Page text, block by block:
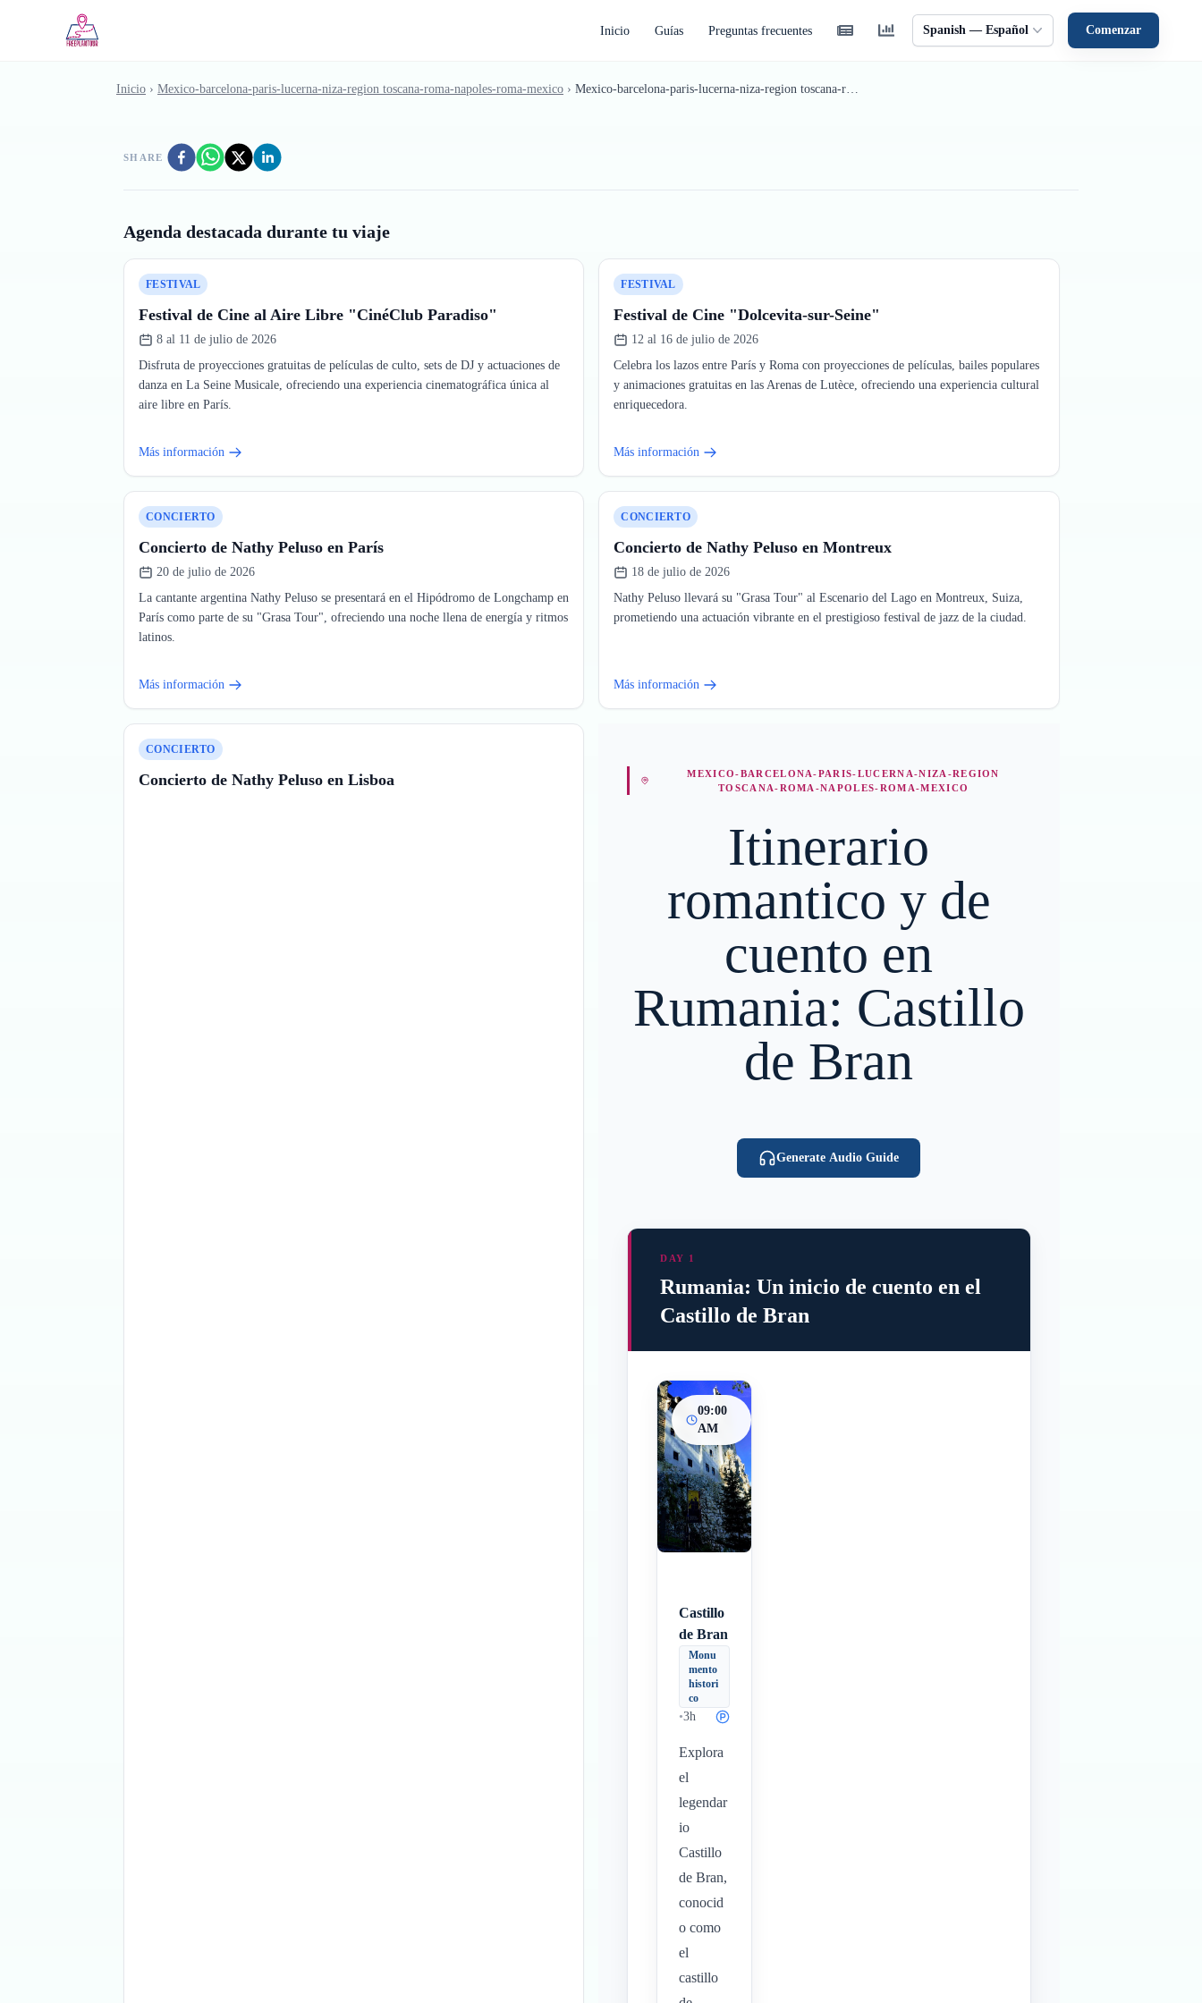
Inicio Guías Preguntas frecuentes Spanish — Español Comenzar
Inicio › Mexico-barcelona-paris-lucerna-niza-region toscana-roma-napoles-roma-mexico › Mexico-barcelona-paris-lucerna-niza-region toscana-roma-napoles-roma-mexico - Julio
SHARE
Agenda destacada durante tu viaje
FESTIVAL
Festival de Cine al Aire Libre "CinéClub Paradiso"
8 al 11 de julio de 2026
Disfruta de proyecciones gratuitas de películas de culto, sets de DJ y actuaciones de
danza en La Seine Musicale, ofreciendo una experiencia cinematográfica única al
aire libre en París.
Más información
FESTIVAL
Festival de Cine "Dolcevita-sur-Seine"
12 al 16 de julio de 2026
Celebra los lazos entre París y Roma con proyecciones de películas, bailes populares
y animaciones gratuitas en las Arenas de Lutèce, ofreciendo una experiencia cultural
enriquecedora.
Más información
CONCIERTO
Concierto de Nathy Peluso en París
20 de julio de 2026
La cantante argentina Nathy Peluso se presentará en el Hipódromo de Longchamp en
París como parte de su "Grasa Tour", ofreciendo una noche llena de energía y ritmos
latinos.
Más información
CONCIERTO
Concierto de Nathy Peluso en Montreux
18 de julio de 2026
Nathy Peluso llevará su "Grasa Tour" al Escenario del Lago en Montreux, Suiza,
prometiendo una actuación vibrante en el prestigioso festival de jazz de la ciudad.
Más información
CONCIERTO
Concierto de Nathy Peluso en Lisboa
MEXICO-BARCELONA-PARIS-LUCERNA-NIZA-REGION
TOSCANA-ROMA-NAPOLES-ROMA-MEXICO
Itinerario
romantico y de
cuento en
Rumania: Castillo
de Bran
Generate Audio Guide
DAY 1
Rumania: Un inicio de cuento en el
Castillo de Bran
09:00
AM
Castillo
de Bran
Monu
mento
histori
co
•3h
Explora
el
legendar
io
Castillo
de Bran,
conocid
o como
el
castillo